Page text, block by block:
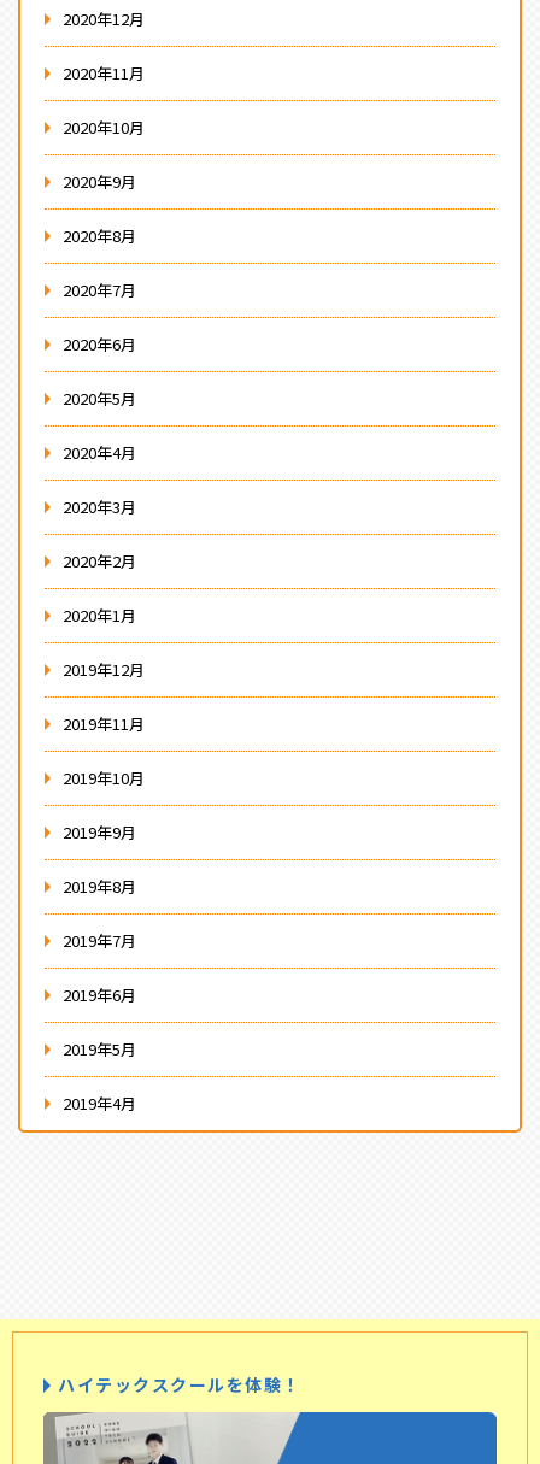
2020年12月
2020年11月
2020年10月
2020年9月
2020年8月
2020年7月
2020年6月
2020年5月
2020年4月
2020年3月
2020年2月
2020年1月
2019年12月
2019年11月
2019年10月
2019年9月
2019年8月
2019年7月
2019年6月
2019年5月
2019年4月
ハイテックスクールを体験！